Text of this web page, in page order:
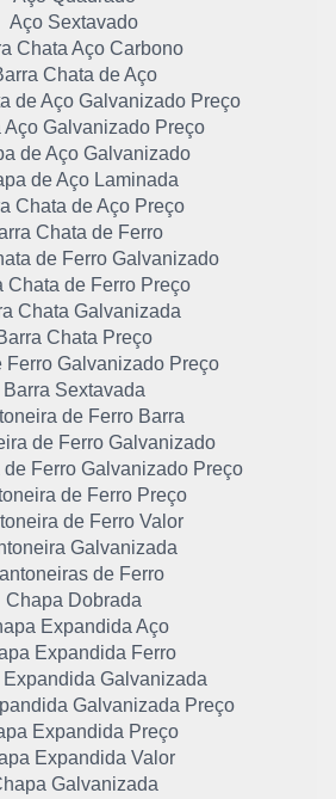
Aço Sextavado
Chata Aço Carbono
Chata de Aço
de Aço Galvanizado Preço
Aço Galvanizado Preço
de Aço Galvanizado
de Aço Laminada
Chata de Aço Preço
Chata de Ferro
de Ferro Galvanizado
Chata de Ferro Preço
Chata Galvanizada
Chata Preço
Ferro Galvanizado Preço
Barra Sextavada
de Ferro Barra
de Ferro Galvanizado
Ferro Galvanizado Preço
de Ferro Preço
de Ferro Valor
Galvanizada
de Ferro
Chapa Dobrada
Expandida Aço
Expandida Ferro
Galvanizada
Galvanizada Preço
Expandida Preço
Expandida Valor
Galvanizada